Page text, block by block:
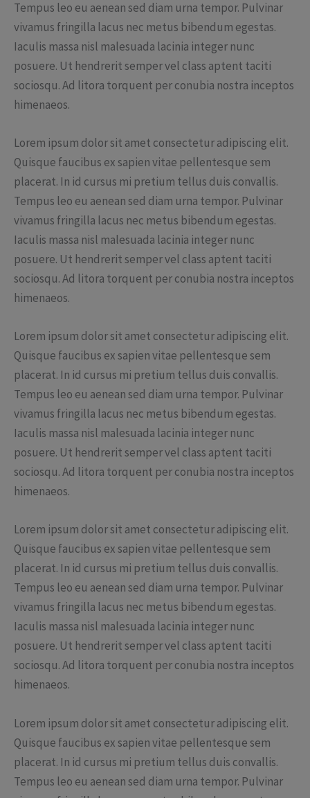
Tempus leo eu aenean sed diam urna tempor. Pulvinar
vivamus fringilla lacus nec metus bibendum egestas.
Iaculis massa nisl malesuada lacinia integer nunc
posuere. Ut hendrerit semper vel class aptent taciti
sociosqu. Ad litora torquent per conubia nostra inceptos
himenaeos.
Lorem ipsum dolor sit amet consectetur adipiscing elit.
Quisque faucibus ex sapien vitae pellentesque sem
placerat. In id cursus mi pretium tellus duis convallis.
Tempus leo eu aenean sed diam urna tempor. Pulvinar
vivamus fringilla lacus nec metus bibendum egestas.
Iaculis massa nisl malesuada lacinia integer nunc
posuere. Ut hendrerit semper vel class aptent taciti
sociosqu. Ad litora torquent per conubia nostra inceptos
himenaeos.
Lorem ipsum dolor sit amet consectetur adipiscing elit.
Quisque faucibus ex sapien vitae pellentesque sem
placerat. In id cursus mi pretium tellus duis convallis.
Tempus leo eu aenean sed diam urna tempor. Pulvinar
vivamus fringilla lacus nec metus bibendum egestas.
Iaculis massa nisl malesuada lacinia integer nunc
posuere. Ut hendrerit semper vel class aptent taciti
sociosqu. Ad litora torquent per conubia nostra inceptos
himenaeos.
Lorem ipsum dolor sit amet consectetur adipiscing elit.
Quisque faucibus ex sapien vitae pellentesque sem
placerat. In id cursus mi pretium tellus duis convallis.
Tempus leo eu aenean sed diam urna tempor. Pulvinar
vivamus fringilla lacus nec metus bibendum egestas.
Iaculis massa nisl malesuada lacinia integer nunc
posuere. Ut hendrerit semper vel class aptent taciti
sociosqu. Ad litora torquent per conubia nostra inceptos
himenaeos.
Lorem ipsum dolor sit amet consectetur adipiscing elit.
Quisque faucibus ex sapien vitae pellentesque sem
placerat. In id cursus mi pretium tellus duis convallis.
Tempus leo eu aenean sed diam urna tempor. Pulvinar